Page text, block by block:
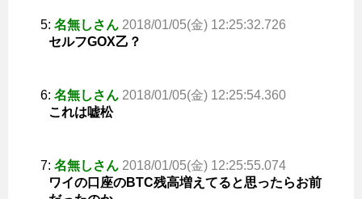
5: 名無しさん 2018/01/05(金) 12:25:32.726
セルフGOX乙？
6: 名無しさん 2018/01/05(金) 12:25:54.360
これは嘘松
7: 名無しさん 2018/01/05(金) 12:25:55.074
ワイの口座のBTC残高増えてると思ったらお前